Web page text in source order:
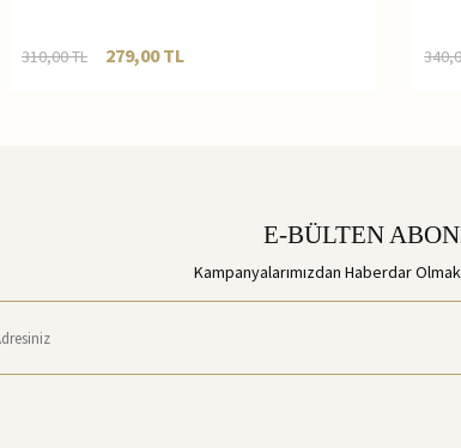
310,00TL 279,00TL
E-BÜLTEN
Kampanyalarımızdan Haberdar